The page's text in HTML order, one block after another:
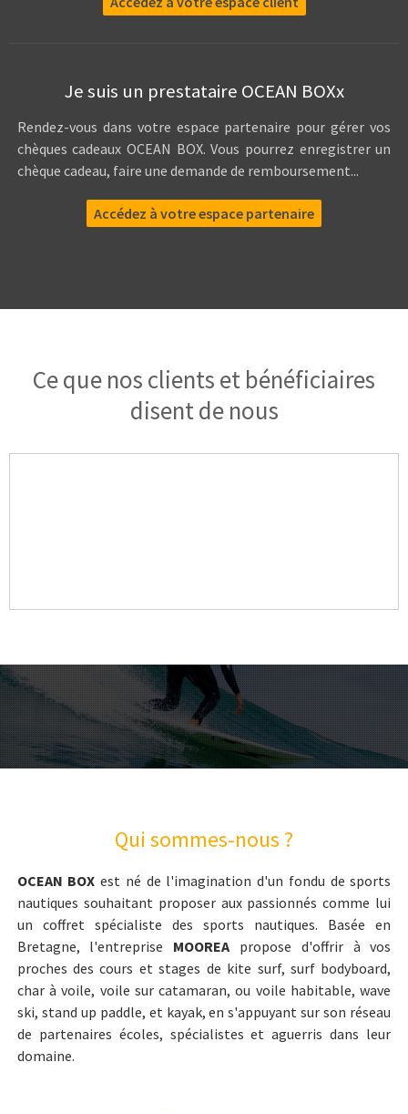
Je suis un prestataire OCEAN BOXx
Rendez-vous dans votre espace partenaire pour gérer vos
chèques cadeaux OCEAN BOX. Vous pourrez enregistrer un
chèque cadeau, faire une demande de remboursement...
Accédez à votre espace partenaire
Ce que nos clients et bénéficiaires
disent de nous
Qui sommes-nous ?
OCEAN BOX est né de l'imagination d'un fondu de sports
nautiques souhaitant proposer aux passionnés comme lui
un coffret spécialiste des sports nautiques. Basée en
Bretagne, l'entreprise MOOREA propose d'offrir à vos
proches des cours et stages de kite surf, surf bodyboard,
char à voile, voile sur catamaran, ou voile habitable, wave
ski, stand up paddle, et kayak, en s'appuyant sur son réseau
de partenaires écoles, spécialistes et aguerris dans leur
domaine.